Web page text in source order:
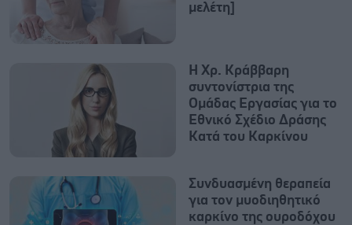
μελέτη]
Η Χρ. Κράββαρη
συντονίστρια της
Ομάδας Εργασίας για το
Εθνικό Σχέδιο Δράσης
Κατά του Καρκίνου
Συνδυασμένη θεραπεία
για τον μυοδιηθητικό
καρκίνο της ουροδόχου